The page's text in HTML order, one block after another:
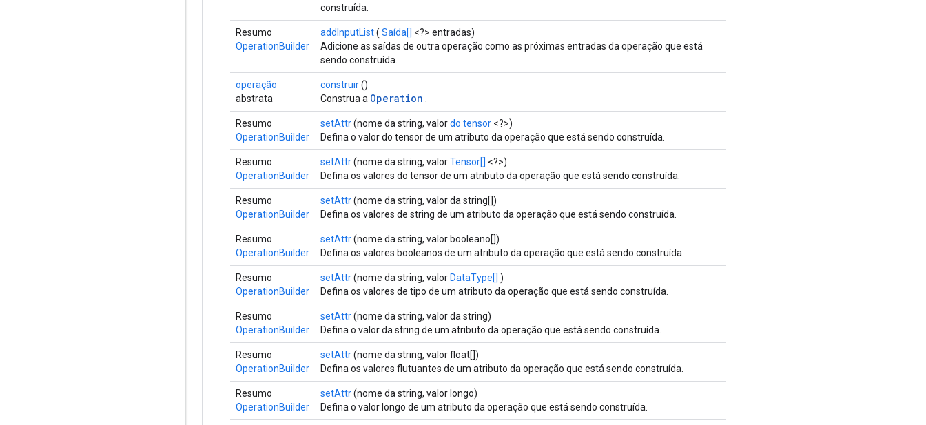
construída.
Resumo
OperationBuilder
addInputList( Saída[] <?> entradas)
Adicione as saídas de outra operação como as próximas entradas da operação que está
sendo construída.
operação
abstrata
construir()
Construa a Operation
Resumo
OperationBuilder
setAttr(nome da string, valordo tensor <?>)
Defina o valor do tensor de um atributo da operação que está sendo construída.
Resumo
OperationBuilder
setAttr(nome da string, valorTensor[] <?>)
Defina os valores do tensor de um atributo da operação que está sendo construída.
Resumo
OperationBuilder
setAttr(nome da string, valor da string[])
Defina os valores de string de um atributo da operação que está sendo construída.
Resumo
OperationBuilder
setAttr(nome da string, valor booleano[])
Defina os valores booleanos de um atributo da operação que está sendo construída.
Resumo
OperationBuilder
setAttr(nome da string, valor DataType[] )
Defina os valores de tipo de um atributo da operação que está sendo construída.
Resumo
OperationBuilder
setAttr(nome da string, valor da string)
Defina o valor da string de um atributo da operação que está sendo construída.
Resumo
OperationBuilder
setAttr(nome da string, valor float[])
Defina os valores flutuantes de um atributo da operação que está sendo construída.
Resumo
OperationBuilder
setAttr(nome da string, valor longo)
Defina o valor longo de um atributo da operação que está sendo construída.